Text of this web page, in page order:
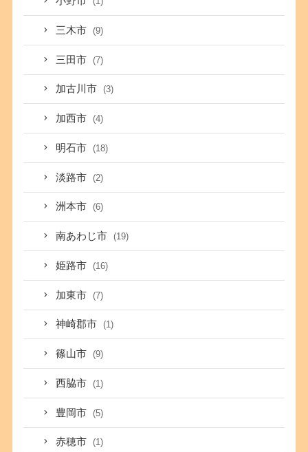
三木市 (9)
三田市 (7)
加古川市 (3)
加西市 (4)
明石市 (18)
淡路市 (2)
洲本市 (6)
南あわじ市 (19)
姫路市 (16)
加東市 (7)
神崎郡市 (1)
篠山市 (9)
西脇市 (1)
豊岡市 (5)
赤穂市 (1)